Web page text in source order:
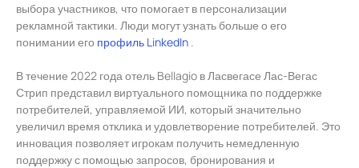
выбора участников, что помогает в персонализации
рекламной тактики. Люди могут узнать больше о его
понимании его профиль LinkedIn .
В течение 2022 года отель Bellagio в Ласвегасе Лас-Вегас
Стрип представил виртуального помощника по поддержке
потребителей, управляемой ИИ, который значительно
увеличил время отклика и удовлетворение потребителей. Это
инновация позволяет игрокам получить немедленную
поддержку с помощью запросов, бронирования и